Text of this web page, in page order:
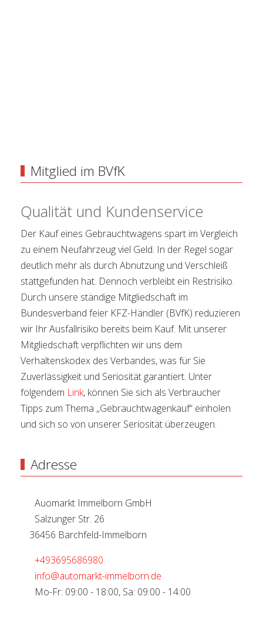
Mitglied im BVfK
Qualität und Kundenservice
Der Kauf eines Gebrauchtwagens spart im Vergleich
zu einem Neufahrzeug viel Geld. In der Regel sogar
deutlich mehr als durch Abnutzung und Verschleiß
stattgefunden hat. Dennoch verbleibt ein Restrisiko.
Durch unsere ständige Mitgliedschaft im
Bundesverband feier KFZ-Händler (BVfK) reduzieren
wir Ihr Ausfallrisiko bereits beim Kauf. Mit unserer
Mitgliedschaft verpflichten wir uns dem
Verhaltenskodex des Verbandes, was für Sie
Zuverlässigkeit und Seriosität garantiert. Unter
folgendem Link, können Sie sich als Verbraucher
Tipps zum Thema „Gebrauchtwagenkauf“ einholen
und sich so von unserer Seriosität überzeugen.
Adresse
Auomarkt Immelborn GmbH
Salzunger Str. 26
36456 Barchfeld-Immelborn
+493695686980
info@automarkt-immelborn.de
Mo-Fr: 09:00 - 18:00, Sa: 09:00 - 14:00